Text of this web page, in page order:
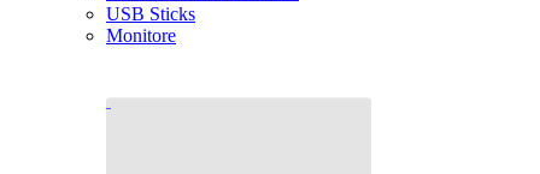
USB Sticks
Monitore